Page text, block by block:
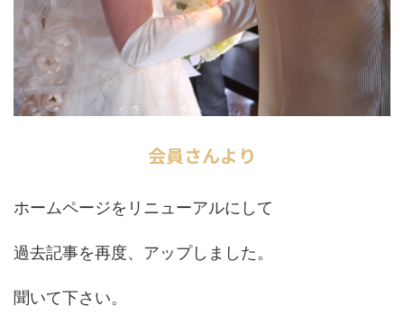
会員さんより
ホームページをリニューアルにして
過去記事を再度、アップしました。
聞いて下さい。